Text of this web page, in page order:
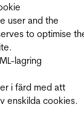
user and the
to optimise
lagring
i färd med att
enskilda cookies.